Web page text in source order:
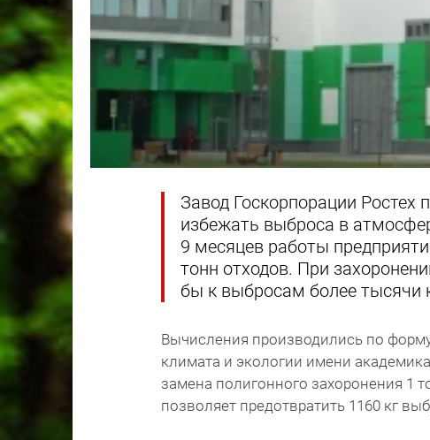
Завод Госкорпорации Ростех
избежать выброса в
9 месяцев работы
тонн отходов. При
бы к выбросам более тысячи
Вычисления производились по
климата и экологии имени
замена полигонного захоронения 1
позволяет предотвратить 1160 кг